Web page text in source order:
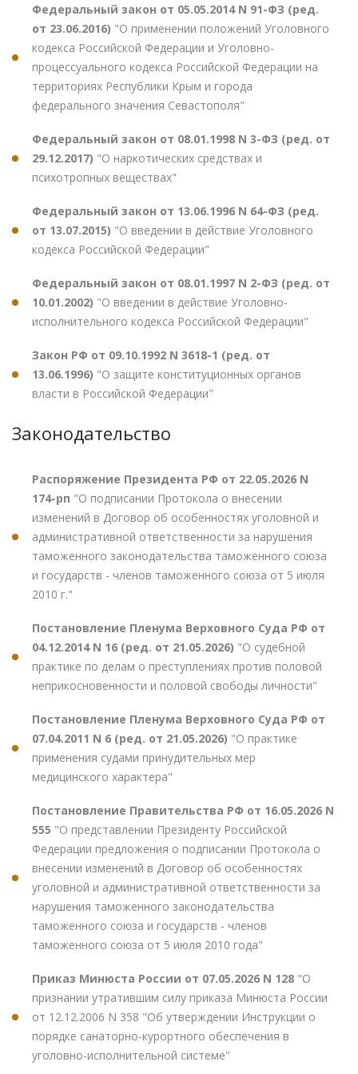
Федеральный закон от 05.05.2014 N 91-ФЗ (ред.
от 23.06.2016) "О применении положений Уголовного
кодекса Российской Федерации и Уголовно-
процессуального кодекса Российской Федерации на
территориях Республики Крым и города
федерального значения Севастополя"
Федеральный закон от 08.01.1998 N 3-ФЗ (ред. от
29.12.2017) "О наркотических средствах и
психотропных веществах"
Федеральный закон от 13.06.1996 N 64-ФЗ (ред.
от 13.07.2015) "О введении в действие Уголовного
кодекса Российской Федерации"
Федеральный закон от 08.01.1997 N 2-ФЗ (ред. от
10.01.2002) "О введении в действие Уголовно-
исполнительного кодекса Российской Федерации"
Закон РФ от 09.10.1992 N 3618-1 (ред. от
13.06.1996) "О защите конституционных органов
власти в Российской Федерации"
Законодательство
Распоряжение Президента РФ от 22.05.2026 N
174-рп "О подписании Протокола о внесении
изменений в Договор об особенностях уголовной и
административной ответственности за нарушения
таможенного законодательства таможенного союза
и государств - членов таможенного союза от 5 июля
2010 г."
Постановление Пленума Верховного Суда РФ от
04.12.2014 N 16 (ред. от 21.05.2026) "О судебной
практике по делам о преступлениях против половой
неприкосновенности и половой свободы личности"
Постановление Пленума Верховного Суда РФ от
07.04.2011 N 6 (ред. от 21.05.2026) "О практике
применения судами принудительных мер
медицинского характера"
Постановление Правительства РФ от 16.05.2026 N
555 "О представлении Президенту Российской
Федерации предложения о подписании Протокола о
внесении изменений в Договор об особенностях
уголовной и административной ответственности за
нарушения таможенного законодательства
таможенного союза и государств - членов
таможенного союза от 5 июля 2010 года"
Приказ Минюста России от 07.05.2026 N 128 "О
признании утратившим силу приказа Минюста России
от 12.12.2006 N 358 "Об утверждении Инструкции о
порядке санаторно-курортного обеспечения в
уголовно-исполнительной системе"